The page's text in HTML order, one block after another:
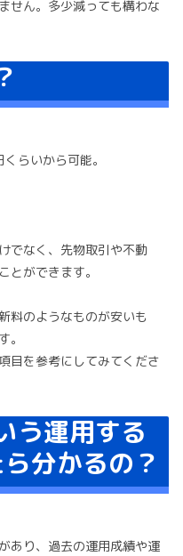
せん。多少減っても構わな
らいから可能。
でなく、先物取引や不動
とができます。
料のようなものが安いも
。
目を参考にしてみてくださ
う運用する
分かるの？
あり、過去の運用成績や運